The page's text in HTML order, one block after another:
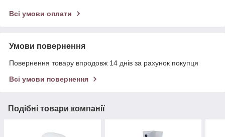
Всі умови оплати
Умови повернення
Повернення товару впродовж 14 днів за рахунок покупця
Всі умови повернення
Подібні товари компанії